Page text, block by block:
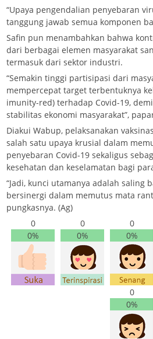
“Upaya pengendalian penyebaran
tanggung jawab semua komponen
Safin pun menambahkan bahwa
dari berbagai elemen masyarakat
termasuk dari sektor industri.
“Semakin tinggi partisipasi dari
mempercepat target terbentuknya
imunity-red) terhadap Covid-19,
stabilitas ekonomi masyarakat”,
Diakui Wabup, pelaksanakan
salah satu upaya krusial dalam
penyebaran Covid-19 sekaligus
kesehatan dan keselamatan bagi
“Jadi, kunci utamanya adalah saling
bersinergi dalam memutus mata
pungkasnya. (Ag)
0
0%
0
0%
0
0%
0
0%